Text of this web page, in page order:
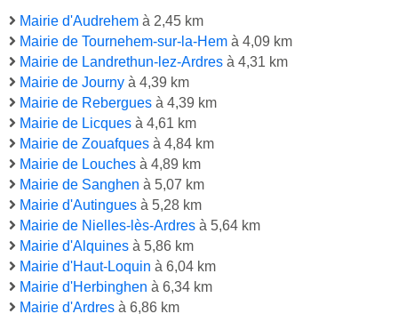
Mairie d'Audrehem à 2,45 km
Mairie de Tournehem-sur-la-Hem à 4,09 km
Mairie de Landrethun-lez-Ardres à 4,31 km
Mairie de Journy à 4,39 km
Mairie de Rebergues à 4,39 km
Mairie de Licques à 4,61 km
Mairie de Zouafques à 4,84 km
Mairie de Louches à 4,89 km
Mairie de Sanghen à 5,07 km
Mairie d'Autingues à 5,28 km
Mairie de Nielles-lès-Ardres à 5,64 km
Mairie d'Alquines à 5,86 km
Mairie d'Haut-Loquin à 6,04 km
Mairie d'Herbinghen à 6,34 km
Mairie d'Ardres à 6,86 km